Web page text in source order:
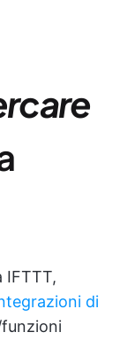
IFTTT,
di